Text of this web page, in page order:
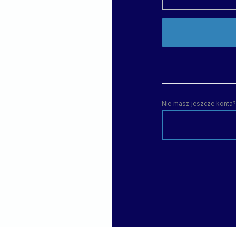
Nie masz jeszcze konta?